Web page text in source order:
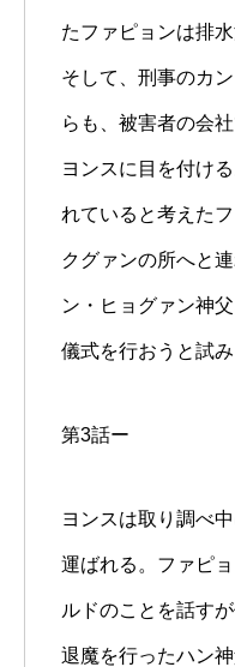
たファピョンは排
そして、刑事のカ
らも、被害者の会
ヨンスに目を付け
れていると考えた
クグァンの所へと
ン・ヒョグァン神
儀式を行おうと試
第3話ー
ヨンスは取り調べ
運ばれる。ファピ
ルドのことを話す
退魔を行ったハン